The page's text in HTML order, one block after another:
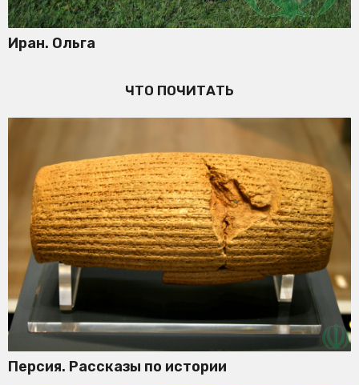
Иран. Ольга
ЧТО ПОЧИТАТЬ
Персия. Рассказы по истории